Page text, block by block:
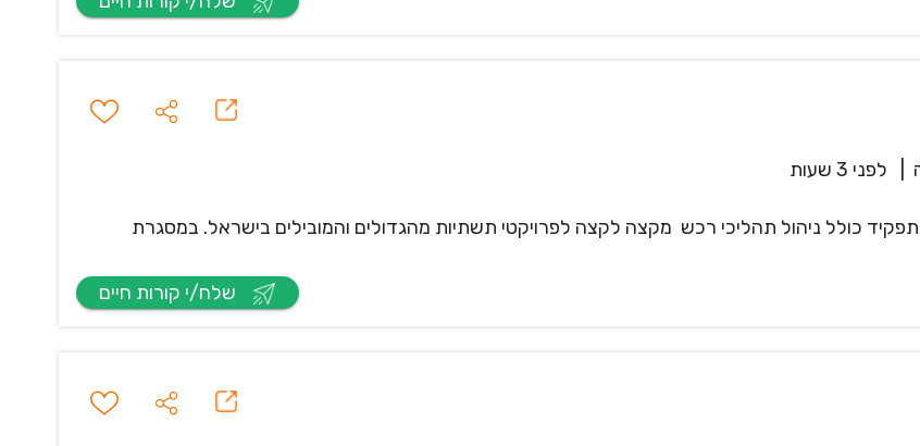
לפני 3 שעות
כולל ניהול תהליכי רכש מקצה לקצה לפרויקטי תשתיות מהגדולים והמובילים בישראל. במסגרת